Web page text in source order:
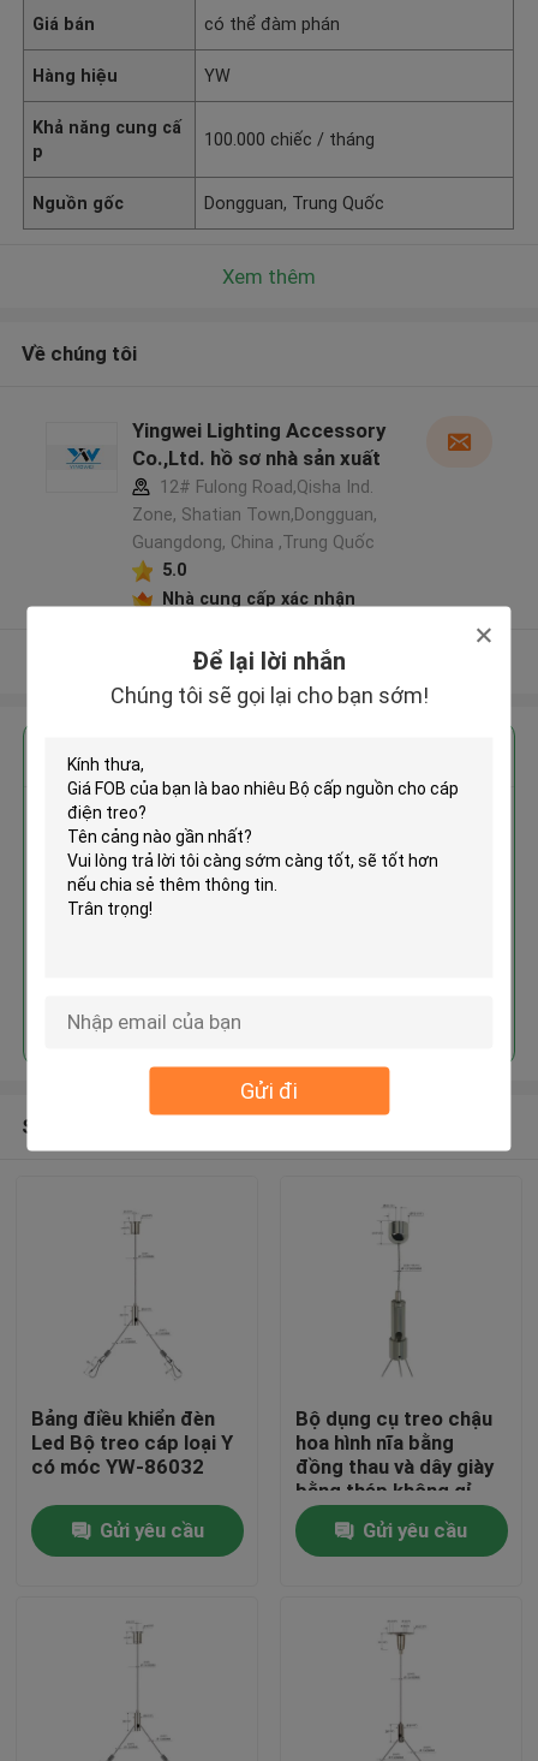
Để lại lời nhắn
Chúng tôi sẽ gọi lại cho bạn sớm!
Gửi đi
Giá bán có thể đàm phán
Hàng hiệu YW
Khả năng cung cấ
p
100.000 chiếc / tháng
Nguồn gốc Dongguan, Trung Quốc
Xem thêm
Về chúng tôi
Yingwei Lighting Accessory
Co.,Ltd. hồ sơ nhà sản xuất
12# Fulong Road,Qisha Ind.
Zone, Shatian Town,Dongguan,
Guangdong, China ,Trung Quốc
5.0
Nhà cung cấp xác nhận
Xem thêm
Bộ cấp nguồn cho cáp điện treo
Tiếp tục
Sản phẩm khuyến cáo
Bảng điều khiển đèn
Led Bộ treo cáp loại Y
có móc YW-86032
Gửi yêu cầu
Bộ dụng cụ treo chậu
hoa hình nĩa bằng
đồng thau và dây giày
bằng thép không gỉ
304
Gửi yêu cầu